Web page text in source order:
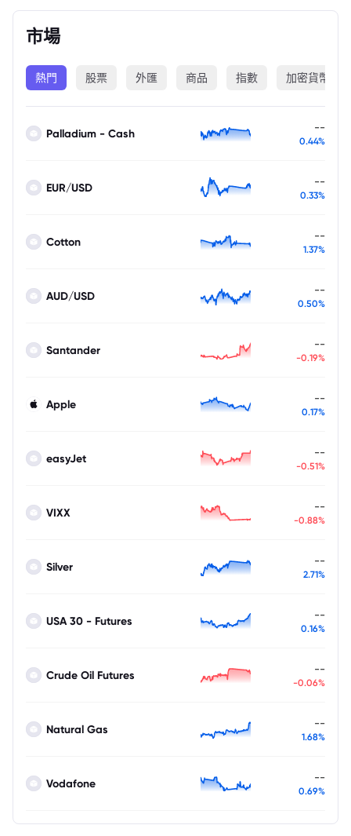
市場
熱門 股票 外匯 商品 指數 加密貨幣
Palladium - Cash --
0.44%
EUR/USD --
0.33%
Cotton --
1.37%
AUD/USD --
0.50%
Santander --
-0.19%
Apple --
0.17%
easyJet --
-0.51%
VIXX --
-0.88%
Silver --
2.71%
USA 30 - Futures --
0.16%
Crude Oil Futures --
-0.06%
Natural Gas --
1.68%
Vodafone --
0.69%